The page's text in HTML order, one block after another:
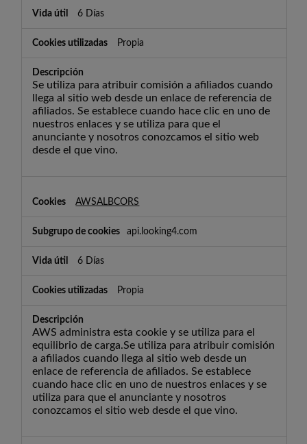
6 Días
Propia
Se utiliza para atribuir comisión a afiliados cuando
llega al sitio web desde un enlace de referencia de
afiliados. Se establece cuando hace clic en uno de
nuestros enlaces y se utiliza para que el
anunciante y nosotros conozcamos el sitio web
desde el que vino.
AWSALBCORS
api.looking4.com
6 Días
Propia
AWS administra esta cookie y se utiliza para el
equilibrio de carga.Se utiliza para atribuir comisión
a afiliados cuando llega al sitio web desde un
enlace de referencia de afiliados. Se establece
cuando hace clic en uno de nuestros enlaces y se
utiliza para que el anunciante y nosotros
conozcamos el sitio web desde el que vino.